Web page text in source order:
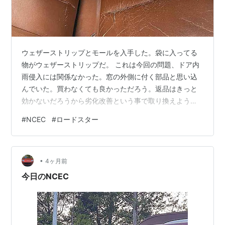
ウェザーストリップとモールを入手した。袋に入ってる
物がウェザーストリップだ。 これは今回の問題、ドア内
雨侵入には関係なかった。窓の外側に付く部品と思い込
んでいた。買わなくても良かっただろう。返品はきっと
効かないだろうから劣化改善という事で取り換えよう。
#NCEC #ロードスター
• 4ヶ月前
今日のNCEC